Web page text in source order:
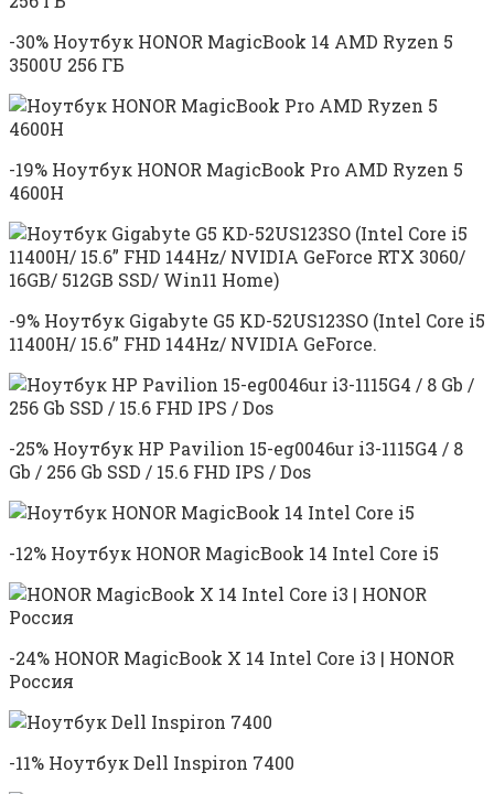
-30% Ноутбук HONOR MagicBook 14 AMD Ryzen 5
3500U 256 ГБ
-19% Ноутбук HONOR MagicBook Pro AMD Ryzen 5
4600H
-9% Ноутбук Gigabyte G5 KD-52US123SO (Intel Core i5
11400H/ 15.6” FHD 144Hz/ NVIDIA GeForce.
-25% Ноутбук HP Pavilion 15-eg0046ur i3-1115G4 / 8
Gb / 256 Gb SSD / 15.6 FHD IPS / Dos
-12% Ноутбук HONOR MagicBook 14 Intel Core i5
-24% HONOR MagicBook X 14 Intel Core i3 | HONOR
Россия
-11% Ноутбук Dell Inspiron 7400